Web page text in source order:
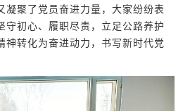
凝聚了党员奋进力量，大家纷纷表
守初心、履职尽责，立足公路养护
神转化为奋进动力，书写新时代党